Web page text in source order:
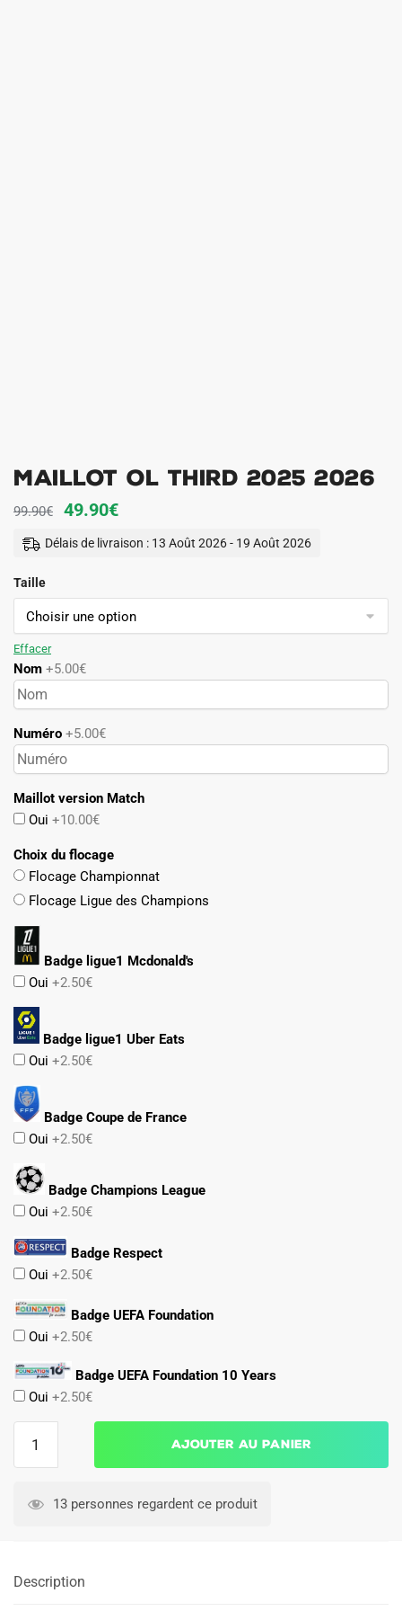
Maillot OL Third 2025 2026
99.90€
Le
prix
99.90€.
49.90€Le
prix
49.90€.
Délais de livraison : 13 Août 2026 - 19 Août 2026
Taille
Effacer
Nom +5.00€
Numéro +5.00€
Maillot version Match
Oui +10.00€
Choix du flocage
Flocage Championnat
Flocage Ligue des Champions
Badge ligue1 Mcdonald's
Oui +2.50€
Badge ligue1 Uber Eats
Oui +2.50€
Badge Coupe de France
Oui +2.50€
Badge Champions League
Oui +2.50€
Badge Respect
Oui +2.50€
Badge UEFA Foundation
Oui +2.50€
Badge UEFA Foundation 10 Years
Oui +2.50€
Ajouter au panier
13 personnes regardent ce produit
Description